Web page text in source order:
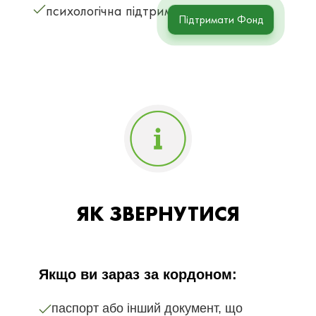
психологічна підтримка.
ЯК ЗВЕРНУТИСЯ
Якщо ви зараз за кордоном:
паспорт або інший документ, що
Підтримати Фонд